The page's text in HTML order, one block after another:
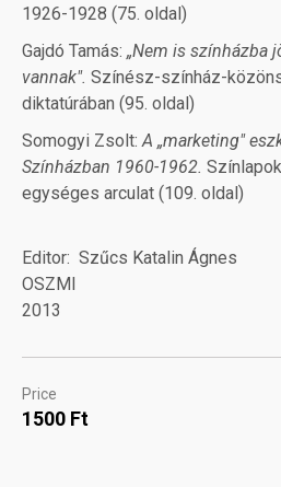
1926-1928 (75. oldal)
Gajdó Tamás: „Nem is színházba
vannak". Színész-színház-
diktatúrában (95. oldal)
Somogyi Zsolt:A „marketing"
Színházban 1960-1962.
egységes arculat (109. oldal)
Editor Szűcs Katalin Ágnes
OSZMI
2013
Price
1500 Ft